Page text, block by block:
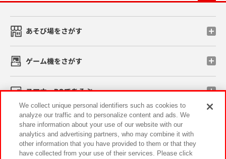
あそび場をさがす
ゲーム機をさがす
スマホ・PCであそぶ
イベント・キャンペーン
We collect unique personal identifiers such as cookies to
analyze our traffic and to personalize content and ads. We
share information about your use of our website with our
analytics and advertising partners, who may combine it with
other information that you have provided to them or that they
have collected from your use of their services. Please click